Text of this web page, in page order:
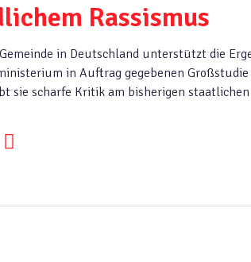
Rassismus
in Deutschland unterstützt die
in Auftrag gegebenen
sie scharfe Kritik am bisherigen